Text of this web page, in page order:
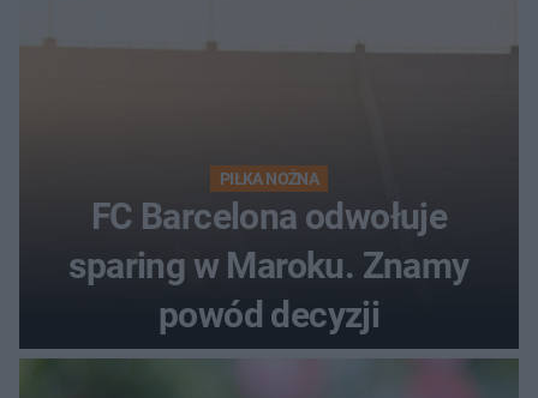
PIŁKA NOŻNA
FC Barcelona odwołuje
sparing w Maroku. Znamy
powód decyzji